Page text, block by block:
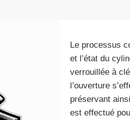
Le processus
et l’état du
verrouillée à
l’ouverture
préservant
est effectué